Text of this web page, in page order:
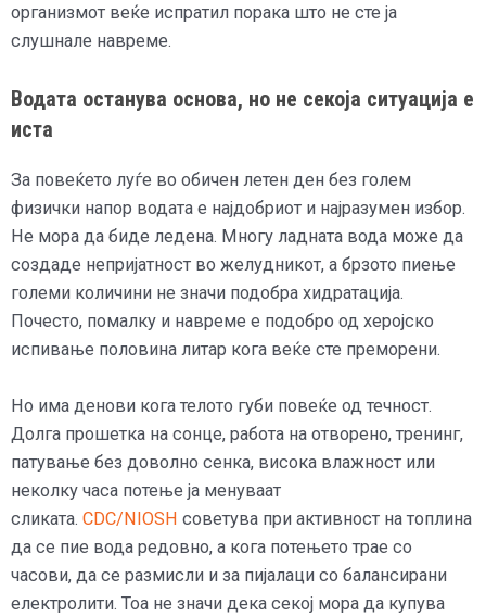
организмот веќе испратил порака што не сте ја
слушнале навреме.
Водата останува основа, но не секоја ситуација е
иста
За повеќето луѓе во обичен летен ден без голем
физички напор водата е најдобриот и најразумен избор.
Не мора да биде ледена. Многу ладната вода може да
создаде непријатност во желудникот, а брзото пиење
големи количини не значи подобра хидратација.
Почесто, помалку и навреме е подобро од херојско
испивање половина литар кога веќе сте преморени.
Но има денови кога телото губи повеќе од течност.
Долга прошетка на сонце, работа на отворено, тренинг,
патување без доволно сенка, висока влажност или
неколку часа потење ја менуваат
сликата. CDC/NIOSH советува при активност на топлина
да се пие вода редовно, а кога потењето трае со
часови, да се размисли и за пијалаци со балансирани
електролити. Тоа не значи дека секој мора да купува